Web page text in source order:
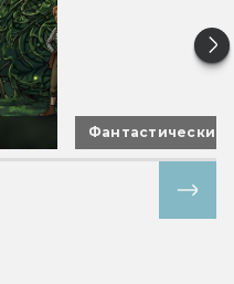
Фантастические